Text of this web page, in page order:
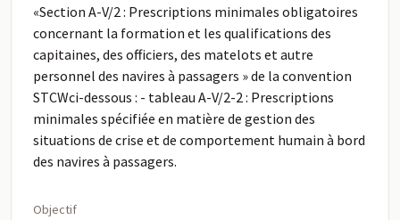
«Section A-V/2 : Prescriptions minimales obligatoires
concernant la formation et les qualifications des
capitaines, des officiers, des matelots et autre
personnel des navires à passagers » de la convention
STCWci-dessous : - tableau A-V/2-2 : Prescriptions
minimales spécifiée en matière de gestion des
situations de crise et de comportement humain à bord
des navires à passagers.
Objectif